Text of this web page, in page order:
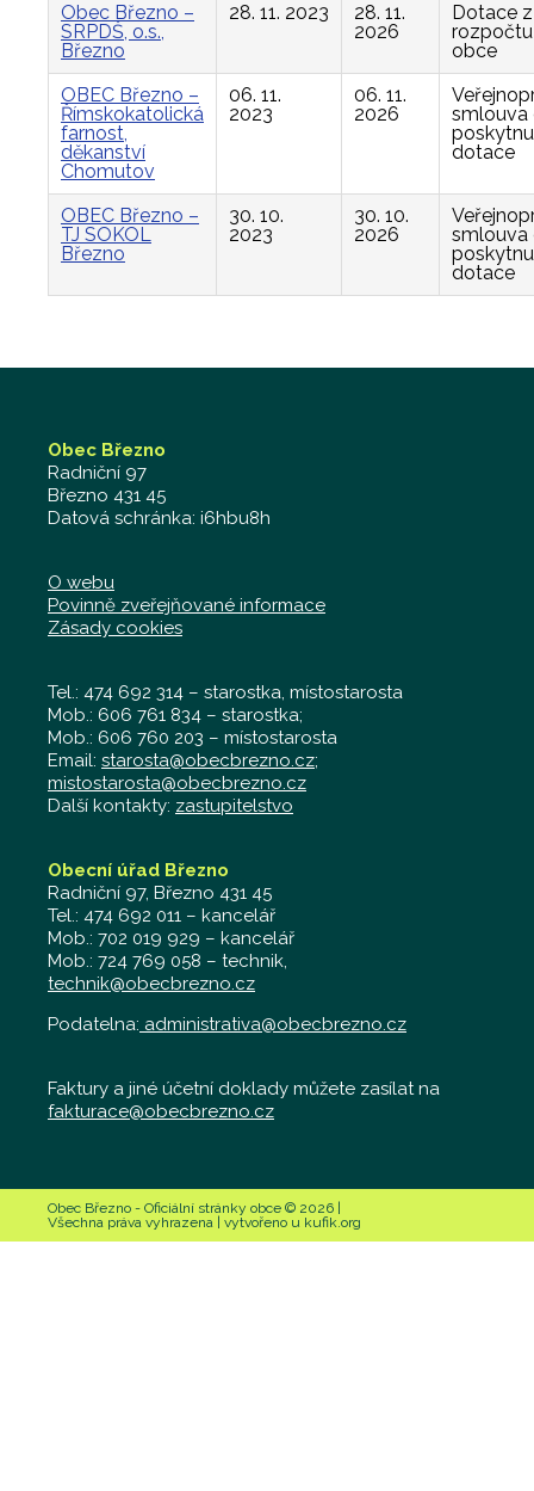
Obec Březno –
SRPDŠ, o.s.,
Březno
28. 11. 2023
28. 11.
2026
Dotace z
rozpočtu
obce
OBEC Březno –
Římskokatolická
farnost,
děkanství
Chomutov
06. 11.
2023
06. 11.
2026
smlouva
dotace
OBEC Březno –
TJ SOKOL
Březno
30. 10.
2023
30. 10.
2026
smlouva
dotace
Obec Březno
Radniční 97
Březno 431 45
Datová schránka: i6hbu8h
O webu
Povinně zveřejňované informace
Zásady cookies
Tel.: 474 692 314 – starostka, místostarosta
Mob.: 606 761 834 – starostka;
Mob.: 606 760 203 – místostarosta
Email: starosta@obecbrezno.cz;
mistostarosta@obecbrezno.cz
Další kontakty: zastupitelstvo
Obecní úřad Březno
Radniční 97, Březno 431 45
Tel.: 474 692 011 – kancelář
Mob.: 702 019 929 – kancelář
Mob.: 724 769 058 – technik,
technik@obecbrezno.cz
Podatelna: administrativa@obecbrezno.cz
Faktury a jiné účetní doklady můžete zasílat na
fakturace@obecbrezno.cz
Obec Březno - Oficiální stránky obce © 2026 |
Všechna práva vyhrazena | vytvořeno u kufik.org